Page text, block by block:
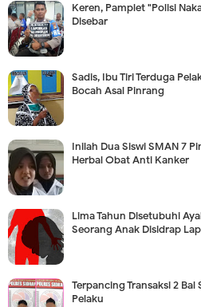
Keren, Pamplet "Polisi
Disebar
Sadis, Ibu Tiri Terduga
Bocah Asal Pinrang
Inilah Dua Siswi SMAN 7
Herbal Obat Anti Kanker
Lima Tahun Disetubuhi
Seorang Anak Disidrap
Terpancing Transaksi 2
Pelaku